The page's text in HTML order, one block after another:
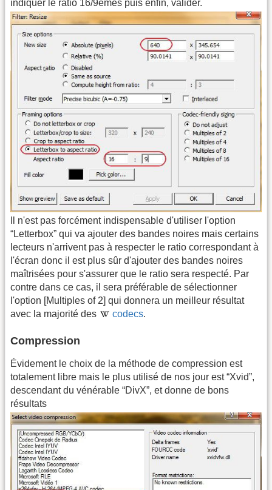
indiquer le ratio 16/9èmes puis enfin, valider.
Il n'est pas forcément indispensable d'utiliser l'option
“Letterbox” qui va ajouter des bandes noires mais certains
lecteurs n'arrivent pas à respecter le ratio correspondant à
l'écran donc il est plus sûr d'ajouter des bandes noires
maîtrisées pour s'assurer que le ratio sera respecté. Par
contre dans ce cas, il sera préférable de sélectionner
l'option [Multiples of 2] qui donnera un meilleur résultat
avec la majorité des
codecs.
Compression
Évidement le choix de la méthode de compression est
totalement libre mais le plus utilisé de nos jour est “Xvid”,
descendant du vénérable “DivX”, et donne de bons
résultats